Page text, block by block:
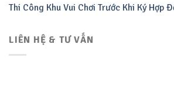
Thi Công Khu Vui Chơi Trước Khi Ký Hợp
LIÊN HỆ & TƯ VẤN